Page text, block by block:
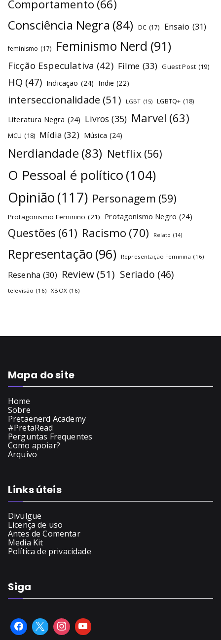
Comportamento (66)
Consciência Negra (84) DC (17) Ensaio (31)
feminismo (17) Feminismo Nerd (91)
Ficção Especulativa (42) Filme (33) Guest Post (19)
HQ (47) Indicação (24) Indie (22)
interseccionalidade (51) LGBT (15) LGBTQ+ (18)
Literatura Negra (24) Livros (35) Marvel (63)
MCU (18) Mídia (32) Música (24)
Nerdiandade (83) Netflix (56)
O Pessoal é político(104)
Opinião(117) Personagem (59)
Protagonismo Feminino (21) Protagonismo Negro (24)
Questões (61) Racismo (70) Relato (14)
Representação (96) Representação Feminina (16)
Resenha (30) Review (51) Seriado (46)
televisão (16) XBOX (16)
Mapa do site
Home
Sobre
Pretaenerd Academy
#PretaRead
Perguntas Frequentes
Como apoiar?
Arquivo
Links úteis
Divulgue
Licença de uso
Antes de Comentar
Media Kit
Política de privacidade
Siga